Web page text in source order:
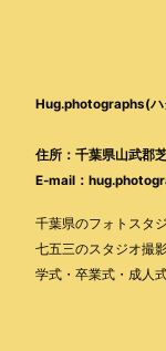
Hug.photographs(ハ
住所：千葉県山武郡
E-mail：
千葉県のフォトスタ
七五三のスタジオ撮
学式・卒業式・成人